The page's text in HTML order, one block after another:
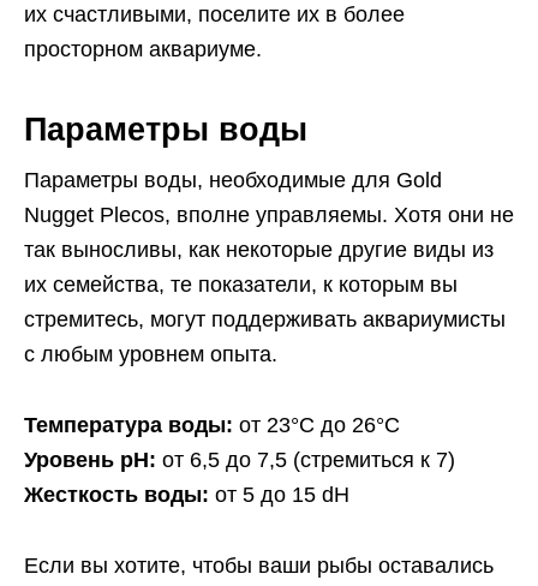
их счастливыми, поселите их в более
просторном аквариуме.
Параметры воды
Параметры воды, необходимые для Gold
Nugget Plecos, вполне управляемы. Хотя они не
так выносливы, как некоторые другие виды из
их семейства, те показатели, к которым вы
стремитесь, могут поддерживать аквариумисты
с любым уровнем опыта.
Температура воды: от 23°C до 26°C
Уровень pH: от 6,5 до 7,5 (стремиться к 7)
Жесткость воды: от 5 до 15 dH
Если вы хотите, чтобы ваши рыбы оставались